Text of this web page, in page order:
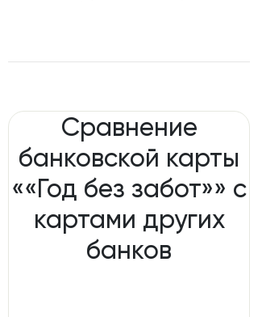
Сравнение
банковской карты
««Год без забот»» с
картами других
банков